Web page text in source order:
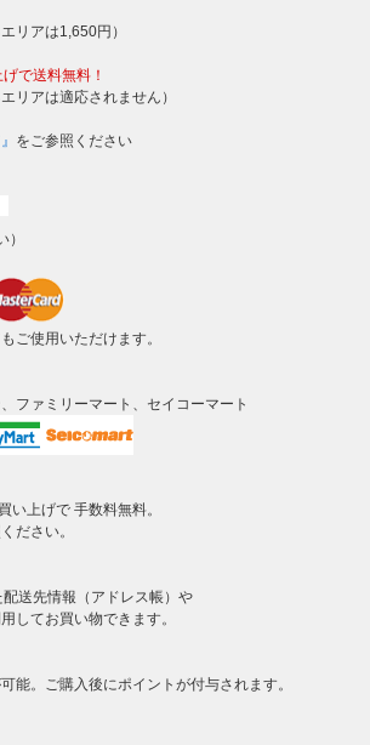
リアは1,650円）
で送料無料！
リアは適応されません）
をご参照ください
ご使用いただけます。
ファミリーマート、セイコーマート
い上げで 手数料無料。
ださい。
送先情報（アドレス帳）や
してお買い物できます。
能。ご購入後にポイントが付与されます。